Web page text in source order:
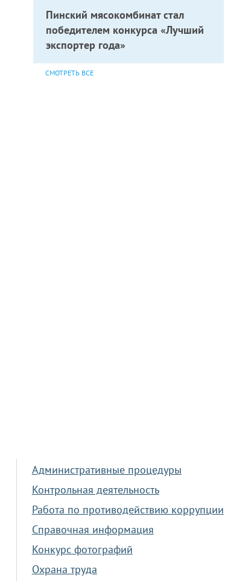
Пинский мясокомбинат стал
победителем конкурса «Лучший
экспортер года»
СМОТРЕТЬ ВСЕ
Административные процедуры
Контрольная деятельность
Работа по противодействию коррупции
Справочная информация
Конкурс фотографий
Охрана труда